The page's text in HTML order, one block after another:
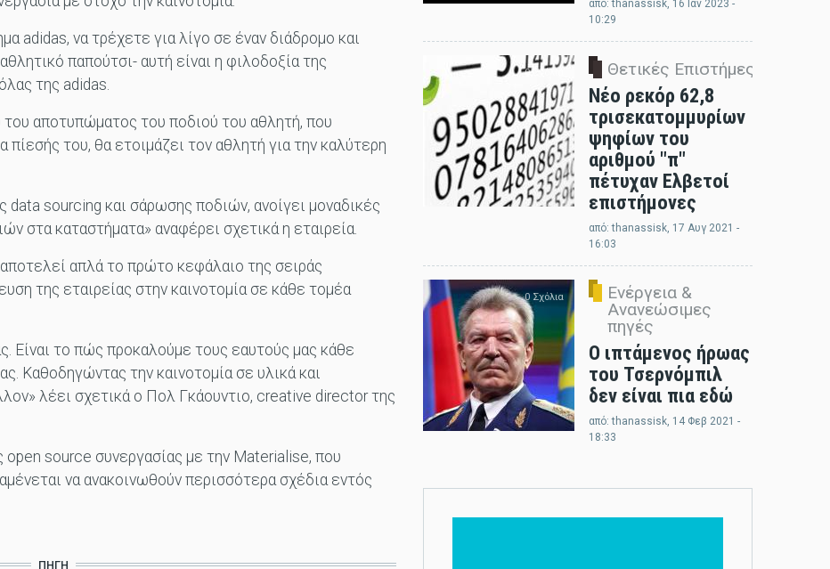
adidas, να τρέχετε για λίγο σε έναν διάδρομο και
παπούτσι- αυτή είναι η φιλοδοξία της
της adidas.
αποτυπώματος του ποδιού του αθλητή, που
πίεσής του, θα ετοιμάζει τον αθλητή για την καλύτερη
sourcing και σάρωσης ποδιών, ανοίγει μοναδικές
στα καταστήματα» αναφέρει σχετικά η εταιρεία.
απλά το πρώτο κεφάλαιο της σειράς
της εταιρείας στην καινοτομία σε κάθε τομέα
Είναι το πώς προκαλούμε τους εαυτούς μας κάθε
Καθοδηγώντας την καινοτομία σε υλικά και
λέει σχετικά ο Πολ Γκάουντιο, creative director της
source συνεργασίας με την Materialise, που
να ανακοινωθούν περισσότερα σχέδια εντός
ΠΗΓΉ
από:thanassisk, 16 Ιαν 2023 -
10:29
0 Σχόλια Θετικές Επιστήμες
Νέο ρεκόρ 62,8
τρισεκατομμυρίων
ψηφίων του
αριθμού "π"
πέτυχαν Ελβετοί
επιστήμονες
από:thanassisk, 17 Αυγ 2021 -
16:03
0 Σχόλια
Ενέργεια &
Ανανεώσιμες
πηγές
Ο ιπτάμενος ήρωας
του Τσερνόμπιλ
δεν είναι πια εδώ
από:thanassisk, 14 Φεβ 2021 -
18:33